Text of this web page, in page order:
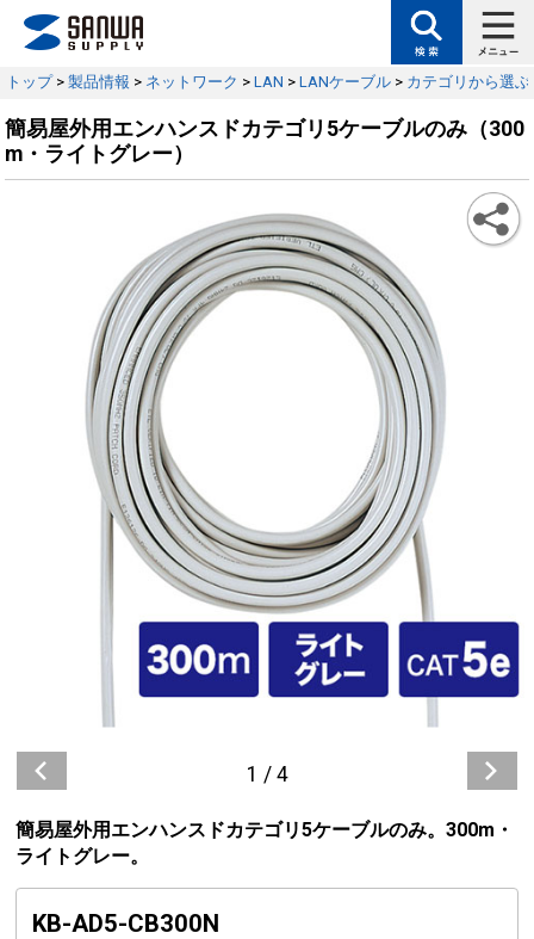
トップ> 製品情報 > ネットワーク > LAN > LANケーブル > カテゴリから選ぶ
簡易屋外用エンハンスドカテゴリ5ケーブルのみ（300
m・ライトグレー）
1 / 4
簡易屋外用エンハンスドカテゴリ5ケーブルのみ。300m・
ライトグレー。
KB-AD5-CB300N